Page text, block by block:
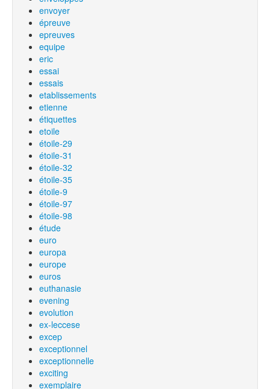
envoyer
épreuve
epreuves
equipe
eric
essai
essais
etablissements
etienne
étiquettes
etoile
étoile-29
étoile-31
étoile-32
étoile-35
étoile-9
étoile-97
étoile-98
étude
euro
europa
europe
euros
euthanasie
evening
evolution
ex-leccese
excep
exceptionnel
exceptionnelle
exciting
exemplaire